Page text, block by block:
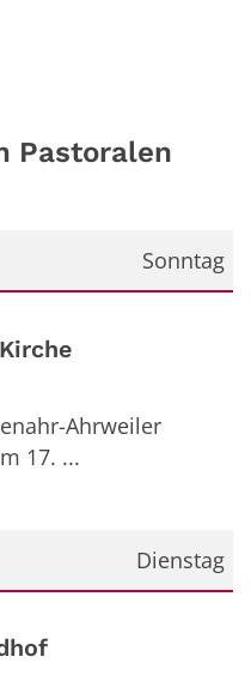
Pastoralen
Sonntag
Ahrweiler
17. ...
Dienstag